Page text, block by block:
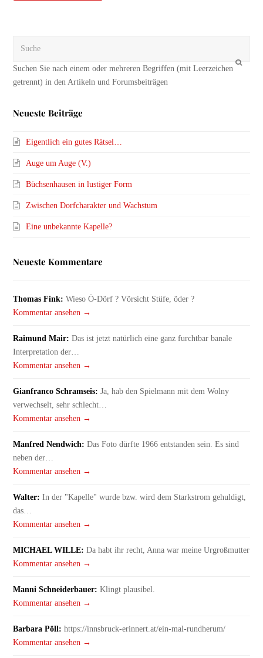
OK
Neueste Beiträge
Eigentlich ein gutes Rätsel…
Auge um Auge (V.)
Büchsenhausen in lustiger Form
Zwischen Dorfcharakter und Wachstum
Eine unbekannte Kapelle?
Neueste Kommentare
Thomas Fink: Wieso Ö-Dörf ? Vörsicht Stüfe, öder ?
Kommentar ansehen →
Raimund Mair: Das ist jetzt natürlich eine ganz furchtbar banale
Interpretation der…
Kommentar ansehen →
Gianfranco Schramseis: Ja, hab den Spielmann mit dem Wolny
verwechselt, sehr schlecht…
Kommentar ansehen →
Manfred Nendwich: Das Foto dürfte 1966 entstanden sein. Es sind
neben der…
Kommentar ansehen →
Walter: In der "Kapelle" wurde bzw. wird dem Starkstrom gehuldigt,
das…
Kommentar ansehen →
MICHAEL WILLE: Da habt ihr recht, Anna war meine Urgroßmutter
Kommentar ansehen →
Manni Schneiderbauer: Klingt plausibel.
Kommentar ansehen →
Barbara Pöll: https://innsbruck-erinnert.at/ein-mal-rundherum/
Kommentar ansehen →